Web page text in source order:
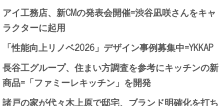
アイ工務店、新CMの発表会開催=渋谷凪咲さんをキャ
ラクターに起用
「性能向上リノベ2026」デザイン事例募集中=YKKAP
長谷工グループ、住まい方調査を参考にキッチンの新
商品=「ファミーレキッチン」を開発
諸戸の家が代々木上原で邸宅、ブランド明確化を打ち